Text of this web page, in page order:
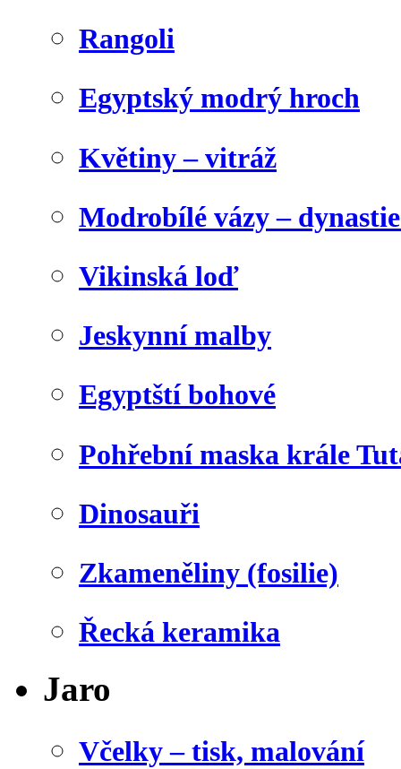
Rangoli
Egyptský modrý hroch
Květiny – vitráž
Modrobílé vázy –
Vikinská loď
Jeskynní malby
Egyptští bohové
Pohřební maska krále
Dinosauři
Zkameněliny (fosilie)
Řecká keramika
Jaro
Včelky – tisk, malování